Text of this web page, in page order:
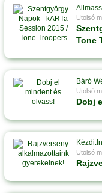
Utolsó
Tone
Báró
Utolsó
Dobj
Utolsó